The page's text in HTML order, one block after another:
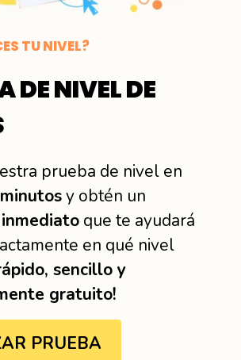
TU NIVEL?
DE NIVEL DE
prueba de nivel en
y obtén un
que te ayudará
en qué nivel
sencillo y
gratuito!
PRUEBA